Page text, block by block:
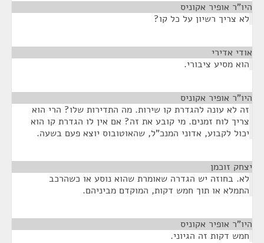
היו"ר אופיר אקוניס
לא צריך רשיון על כל קו?
אודי אדירי
הוא מסיע ציבורי.
היו"ר אופיר אקוניס
זה לא עונה להגדרת קו שירות. מה התדירות שלו? הרי הוא
צריך לוח זמנים. מי קובע את זה? אם אין לו הגדרת קו הוא
יכול לקבוע, אדוני המנכ"ל, שהאוטובוס יוצא פעם בשעה.
יצחק זוכמן
לא. בחוזה יש הגדרה שאומרת שהוא נוסע או כשהרכב
התמלא או תוך חמש דקות, המוקדם מביניהם.
היו"ר אופיר אקוניס
חמש דקות זה הגיוני.